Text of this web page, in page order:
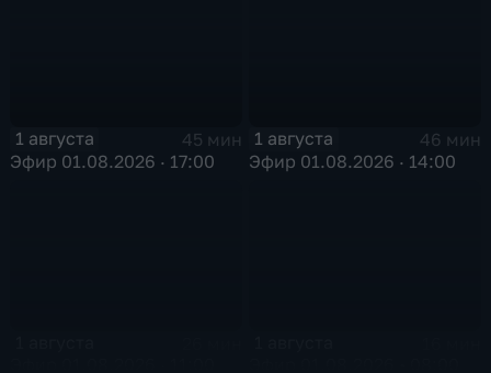
1 августа
45 мин
Эфир 01.08.2026 · 17:00
1 августа
46 мин
Эфир 01.08.2026 · 14:00